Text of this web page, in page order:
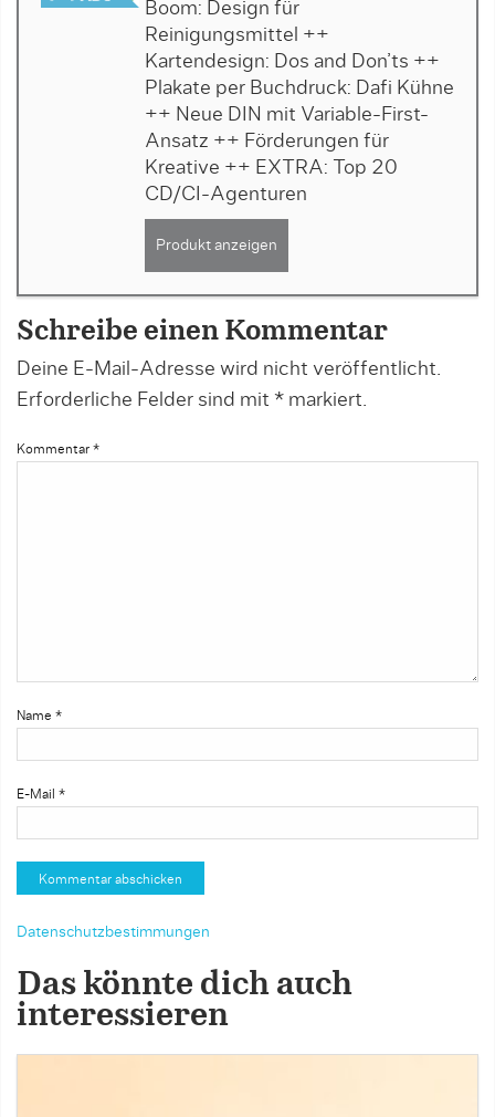
Boom: Design für
Reinigungsmittel ++
Kartendesign: Dos and Don’ts ++
Plakate per Buchdruck: Dafi Kühne
++ Neue DIN mit Variable-First-
Ansatz ++ Förderungen für
Kreative ++ EXTRA: Top 20
CD/CI-Agenturen
Produkt anzeigen
Schreibe einen Kommentar
Deine E-Mail-Adresse wird nicht veröffentlicht.
Erforderliche Felder sind mit * markiert.
Kommentar *
Name *
E-Mail *
Datenschutzbestimmungen
Das könnte dich auch
interessieren